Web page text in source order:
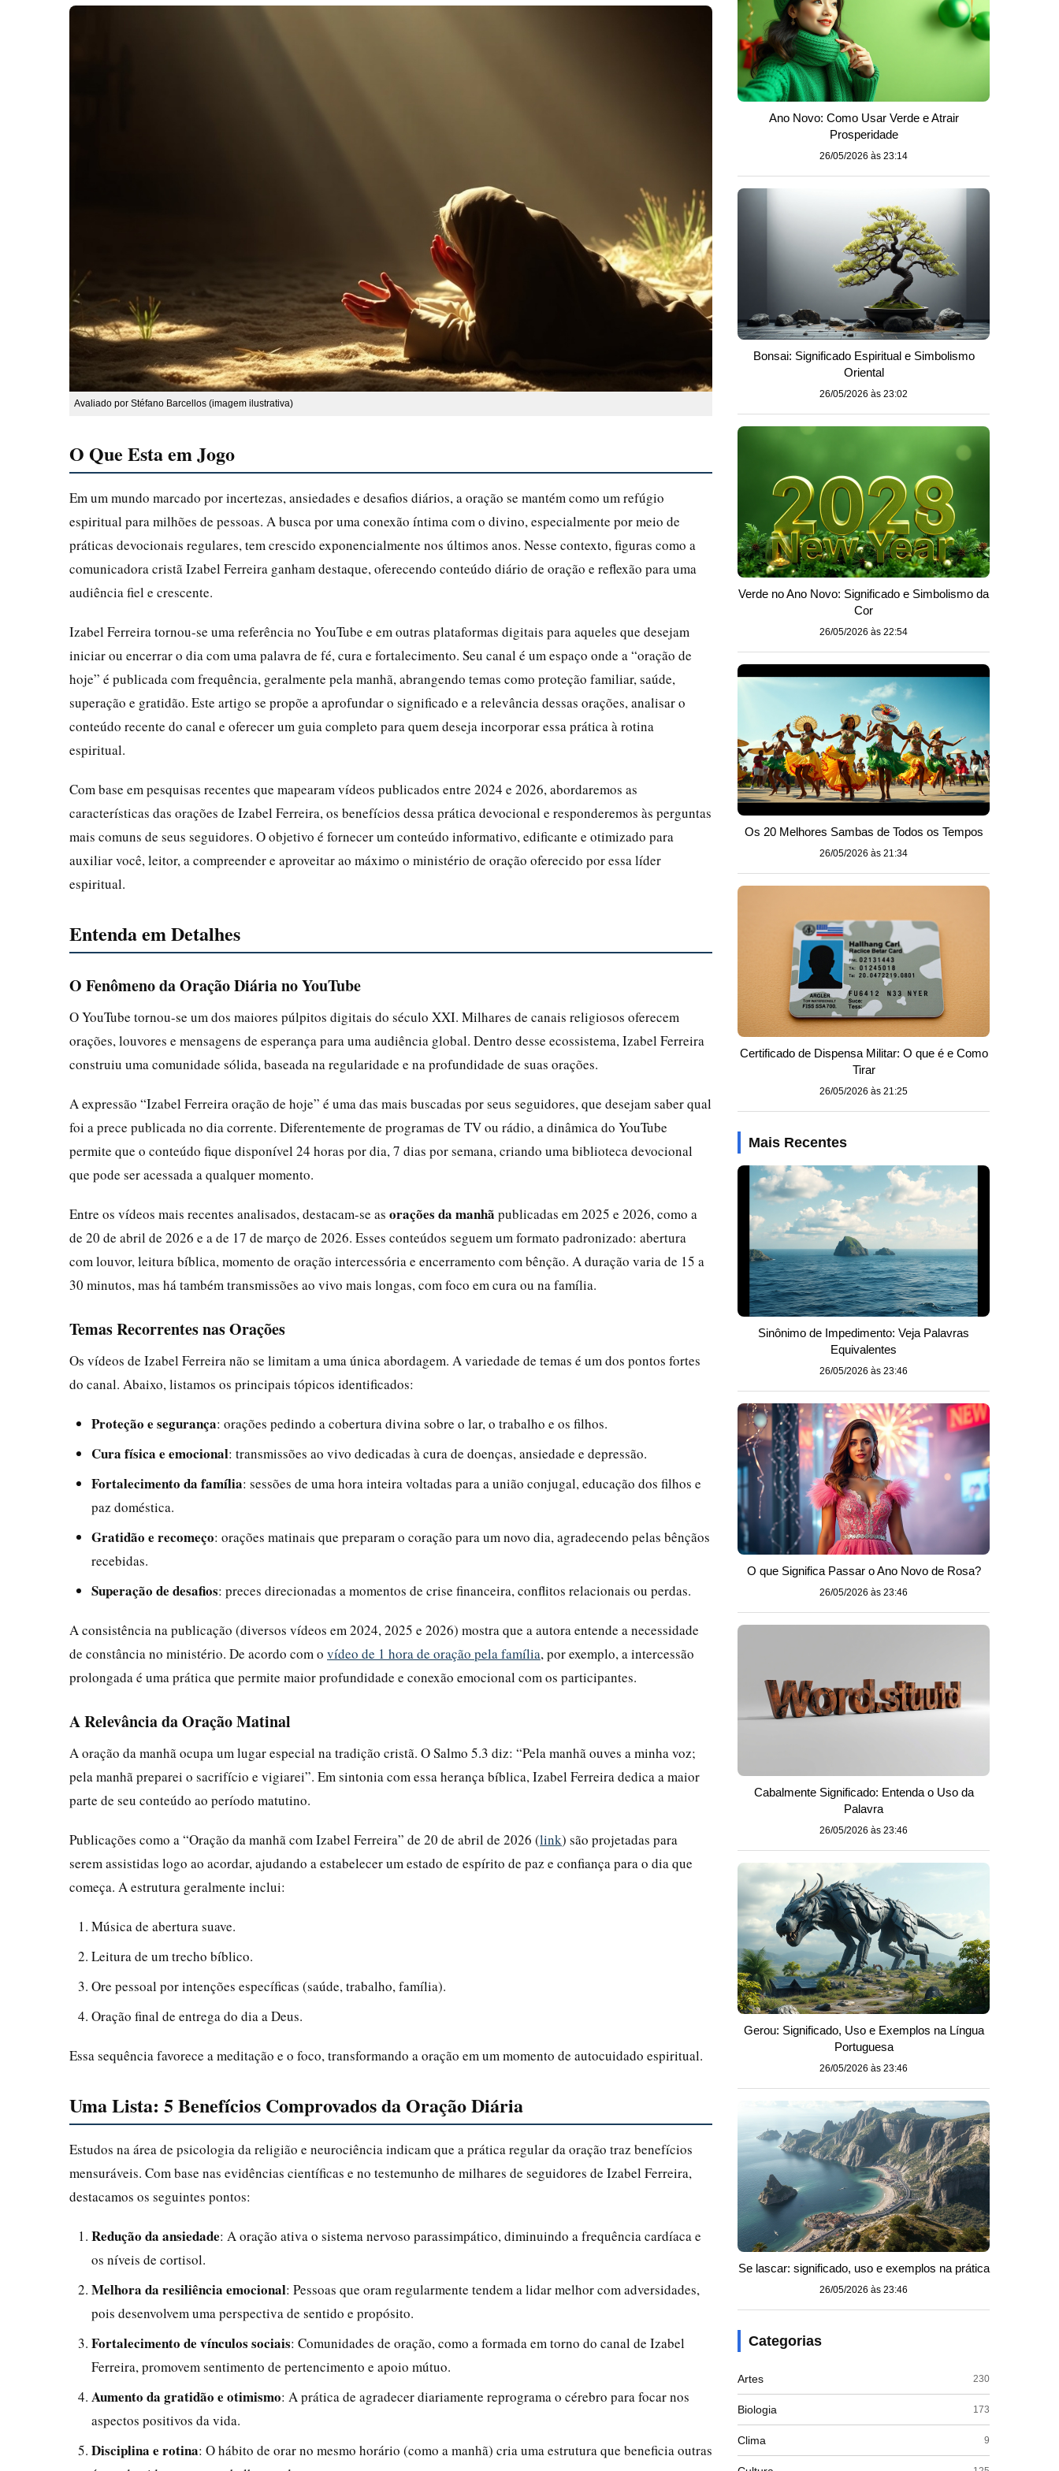
Avaliado por Stéfano Barcellos (imagem ilustrativa)
O Que Esta em Jogo
Em um mundo marcado por incertezas, ansiedades e desafios diários, a oração se mantém como um refúgio
espiritual para milhões de pessoas. A busca por uma conexão íntima com o divino, especialmente por meio de
práticas devocionais regulares, tem crescido exponencialmente nos últimos anos. Nesse contexto, figuras como a
comunicadora cristã Izabel Ferreira ganham destaque, oferecendo conteúdo diário de oração e reflexão para uma
audiência fiel e crescente.
Izabel Ferreira tornou-se uma referência no YouTube e em outras plataformas digitais para aqueles que desejam
iniciar ou encerrar o dia com uma palavra de fé, cura e fortalecimento. Seu canal é um espaço onde a “oração de
hoje” é publicada com frequência, geralmente pela manhã, abrangendo temas como proteção familiar, saúde,
superação e gratidão. Este artigo se propõe a aprofundar o significado e a relevância dessas orações, analisar o
conteúdo recente do canal e oferecer um guia completo para quem deseja incorporar essa prática à rotina
espiritual.
Com base em pesquisas recentes que mapearam vídeos publicados entre 2024 e 2026, abordaremos as
características das orações de Izabel Ferreira, os benefícios dessa prática devocional e responderemos às perguntas
mais comuns de seus seguidores. O objetivo é fornecer um conteúdo informativo, edificante e otimizado para
auxiliar você, leitor, a compreender e aproveitar ao máximo o ministério de oração oferecido por essa líder
espiritual.
Entenda em Detalhes
O Fenômeno da Oração Diária no YouTube
O YouTube tornou-se um dos maiores púlpitos digitais do século XXI. Milhares de canais religiosos oferecem
orações, louvores e mensagens de esperança para uma audiência global. Dentro desse ecossistema, Izabel Ferreira
construiu uma comunidade sólida, baseada na regularidade e na profundidade de suas orações.
A expressão “Izabel Ferreira oração de hoje” é uma das mais buscadas por seus seguidores, que desejam saber qual
foi a prece publicada no dia corrente. Diferentemente de programas de TV ou rádio, a dinâmica do YouTube
permite que o conteúdo fique disponível 24 horas por dia, 7 dias por semana, criando uma biblioteca devocional
que pode ser acessada a qualquer momento.
Entre os vídeos mais recentes analisados, destacam-se as orações da manhã publicadas em 2025 e 2026, como a
de 20 de abril de 2026 e a de 17 de março de 2026. Esses conteúdos seguem um formato padronizado: abertura
com louvor, leitura bíblica, momento de oração intercessória e encerramento com bênção. A duração varia de 15 a
30 minutos, mas há também transmissões ao vivo mais longas, com foco em cura ou na família.
Temas Recorrentes nas Orações
Os vídeos de Izabel Ferreira não se limitam a uma única abordagem. A variedade de temas é um dos pontos fortes
do canal. Abaixo, listamos os principais tópicos identificados:
Proteção e segurança: orações pedindo a cobertura divina sobre o lar, o trabalho e os filhos.
Cura física e emocional: transmissões ao vivo dedicadas à cura de doenças, ansiedade e depressão.
Fortalecimento da família: sessões de uma hora inteira voltadas para a união conjugal, educação dos filhos e
paz doméstica.
Gratidão e recomeço: orações matinais que preparam o coração para um novo dia, agradecendo pelas bênçãos
recebidas.
Superação de desafios: preces direcionadas a momentos de crise financeira, conflitos relacionais ou perdas.
A consistência na publicação (diversos vídeos em 2024, 2025 e 2026) mostra que a autora entende a necessidade
de constância no ministério. De acordo com o vídeo de 1 hora de oração pela família, por exemplo, a intercessão
prolongada é uma prática que permite maior profundidade e conexão emocional com os participantes.
A Relevância da Oração Matinal
A oração da manhã ocupa um lugar especial na tradição cristã. O Salmo 5.3 diz: “Pela manhã ouves a minha voz;
pela manhã preparei o sacrifício e vigiarei”. Em sintonia com essa herança bíblica, Izabel Ferreira dedica a maior
parte de seu conteúdo ao período matutino.
Publicações como a “Oração da manhã com Izabel Ferreira” de 20 de abril de 2026 (link) são projetadas para
serem assistidas logo ao acordar, ajudando a estabelecer um estado de espírito de paz e confiança para o dia que
começa. A estrutura geralmente inclui:
Música de abertura suave.
Leitura de um trecho bíblico.
Ore pessoal por intenções específicas (saúde, trabalho, família).
Oração final de entrega do dia a Deus.
Essa sequência favorece a meditação e o foco, transformando a oração em um momento de autocuidado espiritual.
Uma Lista: 5 Benefícios Comprovados da Oração Diária
Estudos na área de psicologia da religião e neurociência indicam que a prática regular da oração traz benefícios
mensuráveis. Com base nas evidências científicas e no testemunho de milhares de seguidores de Izabel Ferreira,
destacamos os seguintes pontos:
Redução da ansiedade: A oração ativa o sistema nervoso parassimpático, diminuindo a frequência cardíaca e
os níveis de cortisol.
Melhora da resiliência emocional: Pessoas que oram regularmente tendem a lidar melhor com adversidades,
pois desenvolvem uma perspectiva de sentido e propósito.
Fortalecimento de vínculos sociais: Comunidades de oração, como a formada em torno do canal de Izabel
Ferreira, promovem sentimento de pertencimento e apoio mútuo.
Aumento da gratidão e otimismo: A prática de agradecer diariamente reprograma o cérebro para focar nos
aspectos positivos da vida.
Disciplina e rotina: O hábito de orar no mesmo horário (como a manhã) cria uma estrutura que beneficia outras
Ano Novo: Como Usar Verde e Atrair
Prosperidade
26/05/2026 às 23:14
Bonsai: Significado Espiritual e Simbolismo
Oriental
26/05/2026 às 23:02
Verde no Ano Novo: Significado e Simbolismo da
Cor
26/05/2026 às 22:54
Os 20 Melhores Sambas de Todos os Tempos
26/05/2026 às 21:34
Certificado de Dispensa Militar: O que é e Como
Tirar
26/05/2026 às 21:25
Mais Recentes
Sinônimo de Impedimento: Veja Palavras
Equivalentes
26/05/2026 às 23:46
O que Significa Passar o Ano Novo de Rosa?
26/05/2026 às 23:46
Cabalmente Significado: Entenda o Uso da
Palavra
26/05/2026 às 23:46
Gerou: Significado, Uso e Exemplos na Língua
Portuguesa
26/05/2026 às 23:46
Se lascar: significado, uso e exemplos na prática
26/05/2026 às 23:46
Categorias
Artes 230
Biologia 173
Clima 9